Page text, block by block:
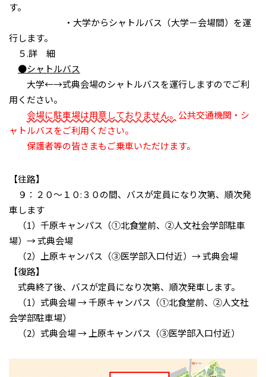
す。
・大学からシャトルバス（大学－会場間）を運
行します。
５.詳 細
●シャトルバス
大学←→式典会場のシャトルバスを運行しますのでご利
用ください。
会場に駐車場は用意しておりません。 公共交通機関・シ
ャトルバスをご利用ください。
保護者等の皆さまもご乗車いただけます。
【往路】
９：２０～１０:３０の間、バスが定員になり次第、順次発
車します
（1）千原キャンパス（①北食堂前、②人文社会学部駐車
場）→ 式典会場
（2）上原キャンパス（③医学部入口付近）→ 式典会場
【復路】
式典終了後、バスが定員になり次第、順次発車します。
（1）式典会場 → 千原キャンパス（①北食堂前、②人文社
会学部駐車場）
（2）式典会場 → 上原キャンパス（③医学部入口付近）